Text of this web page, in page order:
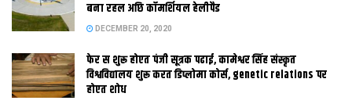
bihar news, latest maithili news, latest mithila news,
maithili news, maithili newspaper, mithila news, patna,
saharsa
बना रहल अछि कॉमर्शियल हेलीपैड
DECEMBER 20, 2020
फेर स शुरू होएत पंजी सूत्रक पढाई, कामेश्वर सिंह संस्कृत
विश्वविद्यालय शुरू करत डिप्लोमा कोर्स, genetic relations पर
होएत शोध